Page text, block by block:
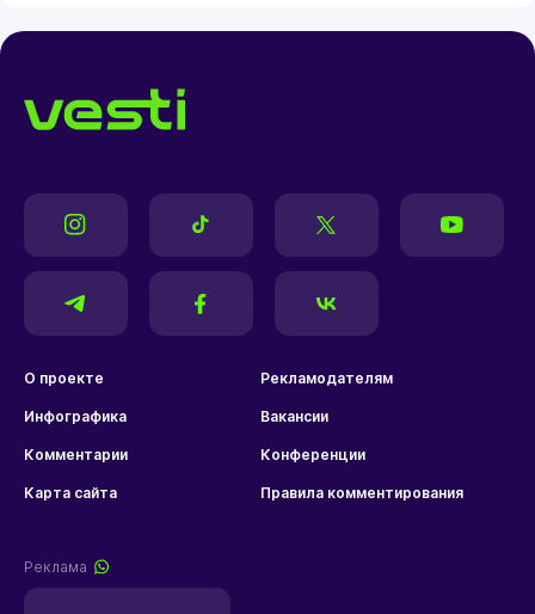
О проекте Рекламодателям
Инфографика Вакансии
Комментарии Конференции
Карта сайта Правила комментирования
Реклама